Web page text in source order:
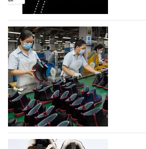
На платформе Lamoda -
условия продвижения
дизайнерских марок
Российский маркетплейс Lamoda
раздел для продажи продукции
дизайнерских марок одежды, обуви
Бренды также получат
06.08.2026 326
Объем мирового